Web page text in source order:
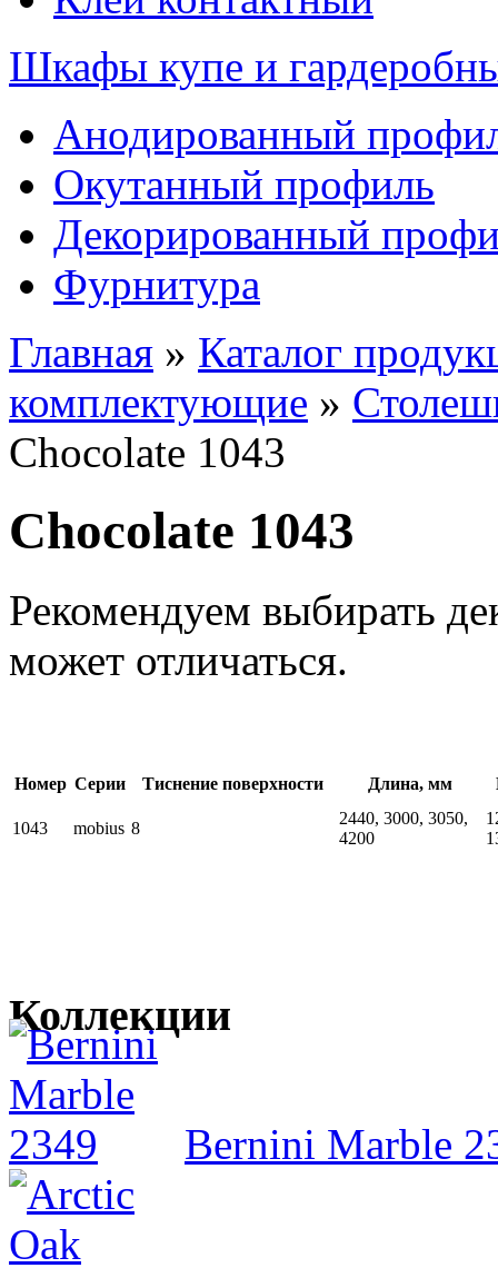
Шкафы купе и
Анодированный
Окутанный профиль
Декорированный
Фурнитура
Главная » Каталог
комплектующие »
Chocolate 1043
Chocolate 1043
Рекомендуем выбирать
может отличаться.
Номер Серии Тиснение поверхности Длина, мм
1043 mobius 8
2440, 3000, 3050,
4200
Коллекции
Bernini Marble